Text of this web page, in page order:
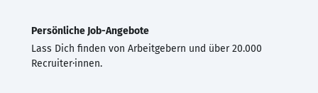
Persönliche Job-Angebote
Lass Dich finden von Arbeitgebern und über 20.000
Recruiter·innen.